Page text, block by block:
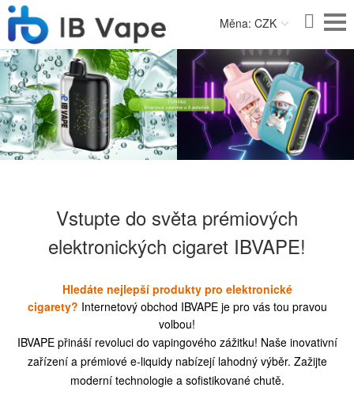
Měna: CZK
Vstupte do světa prémiových
elektronických cigaret IBVAPE!
Hledáte nejlepší produkty pro elektronické
cigarety? Internetový obchod IBVAPE je pro vás tou pravou
volbou!
IBVAPE přináší revoluci do vapingového zážitku! Naše inovativní
zařízení a prémiové e-liquidy nabízejí lahodný výběr. Zažijte
moderní technologie a sofistikované chutě.